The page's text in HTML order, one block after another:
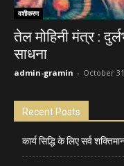
वशीकरण
तेल मोहिनी मंत्र :
साधना
admin-gramin - October
Recent Posts
कार्य सिद्धि के लिए सर्व